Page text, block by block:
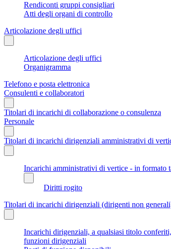
Rendiconti gruppi consigliari
Atti degli organi di controllo
Articolazione degli uffici
Articolazione degli uffici
Organigramma
Telefono e posta elettronica
Consulenti e collaboratori
Titolari di incarichi di collaborazione o consulenza
Personale
Titolari di incarichi dirigenziali amministrativi di
Incarichi amministrativi di vertice - in formato
Diritti rogito
Titolari di incarichi dirigenziali (dirigenti non
Incarichi dirigenziali, a qualsiasi titolo
funzioni dirigenziali